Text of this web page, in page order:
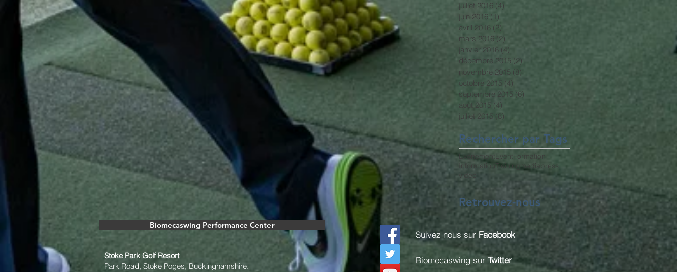
juillet 2016 (4)
juin 2016 (1)
avril 2016 (2)
mars 2016 (2)
janvier 2016 (4)
décembre 2015 (2)
novembre 2015 (8)
octobre 2015 (4)
septembre 2015 (6)
août 2015 (4)
juillet 2015 (8)
Rechercher par Tags
Evenement EventFormation
Information Trainingmedia press
video
Retrouvez-nous
Biomecaswing Performance Center
Stoke Park Golf Resort
Park Road, Stoke Poges, Buckinghamshire.
Suivez nous sur Facebook
Biomecaswing sur Twitter